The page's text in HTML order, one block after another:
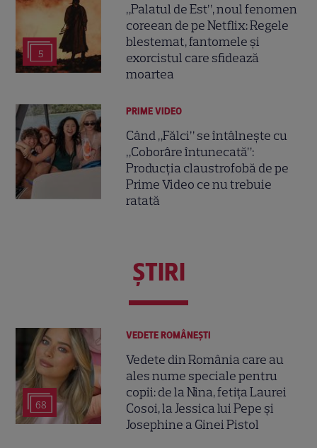
5
„Palatul de Est”, noul fenomen
coreean de pe Netflix: Regele
blestemat, fantomele și
exorcistul care sfidează
moartea
PRIME VIDEO
Când „Fălci” se întâlnește cu
„Coborâre întunecată”:
Producția claustrofobă de pe
Prime Video ce nu trebuie
ratată
ŞTIRI
68
VEDETE ROMÂNEŞTI
Vedete din România care au
ales nume speciale pentru
copii: de la Nina, fetița Laurei
Cosoi, la Jessica lui Pepe și
Josephine a Ginei Pistol